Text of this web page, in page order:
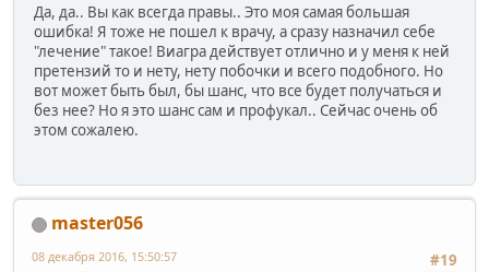
Да, да.. Вы как всегда правы.. Это моя самая большая
ошибка! Я тоже не пошел к врачу, а сразу назначил себе
"лечение" такое! Виагра действует отлично и у меня к ней
претензий то и нету, нету побочки и всего подобного. Но
вот может быть был, бы шанс, что все будет получаться и
без нее? Но я это шанс сам и профукал.. Сейчас очень об
этом сожалею.
master056
#19
08 декабря 2016, 15:50:57